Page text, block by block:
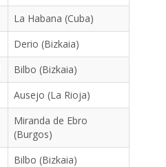
La Habana (Cuba)
Derio (Bizkaia)
Bilbo (Bizkaia)
Ausejo (La Rioja)
Miranda de Ebro
(Burgos)
Bilbo (Bizkaia)